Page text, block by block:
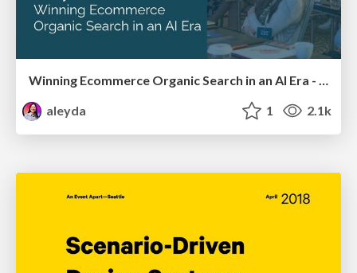
Winning Ecommerce Organic Search in an AI Era - #searchnstuff2025
aleyda
1 2.1k